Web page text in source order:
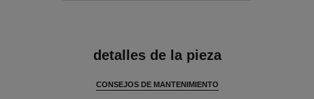
detalles de la pieza
CONSEJOS DE MANTENIMIENTO